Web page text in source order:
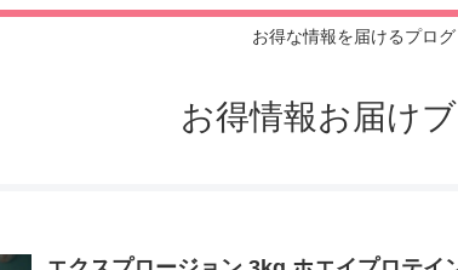
お得な情報を届けるプログ
お得情報お届け